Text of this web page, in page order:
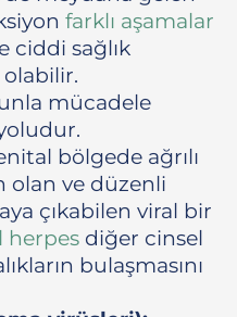
farklı aşamalar
ciddi sağlık
mücadele
bölgede ağrılı
olan ve düzenli
çıkabilen viral bir
herpes diğer cinsel
bulaşmasını